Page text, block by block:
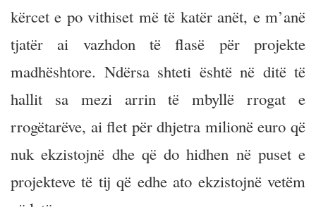
kërcet e po vithiset më të katër anët, e m’anë
tjatër ai vazhdon të flasë për projekte
madhështore. Ndërsa shteti është në ditë të
hallit sa mezi arrin të mbyllë rrogat e
rrogëtarëve, ai flet për dhjetra milionë euro që
nuk ekzistojnë dhe që do hidhen në puset e
projekteve të tij që edhe ato ekzistojnë vetëm